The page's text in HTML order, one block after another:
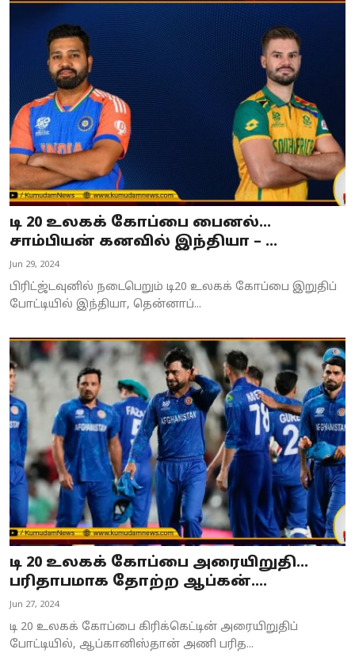
டி 20 உலகக் கோப்பை பைனல்...
சாம்பியன் கனவில் இந்தியா – ...
Jun 29, 2024
பிரிட்ஜ்டவுனில் நடைபெறும் டி20 உலகக் கோப்பை இறுதிப்
போட்டியில் இந்தியா, தென்னாப்...
டி 20 உலகக் கோப்பை அரையிறுதி...
பரிதாபமாக தோற்ற ஆப்கன்....
Jun 27, 2024
டி 20 உலகக் கோப்பை கிரிக்கெட்டின் அரையிறுதிப்
போட்டியில், ஆப்கானிஸ்தான் அணி பரித...